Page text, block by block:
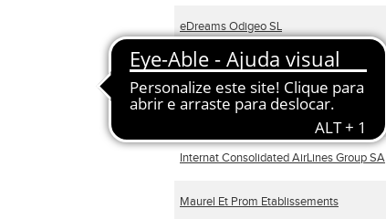
eDreams Odigeo SL
Ferrovial NV
Hermes International
Internat Consolidated AirLines Group SA
Maurel Et Prom Etablissements